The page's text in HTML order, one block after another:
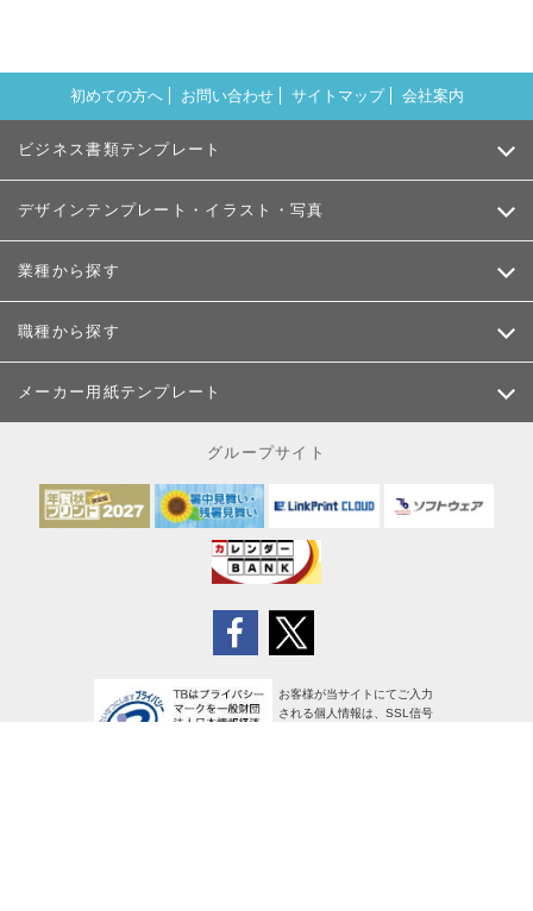
初めての方へ お問い合わせ サイトマップ 会社案内
ビジネス書類テンプレート
デザインテンプレート・イラスト・写真
業種から探す
職種から探す
メーカー用紙テンプレート
グループサイト
お客様が当サイトにてご入力
される個人情報は、SSL信号